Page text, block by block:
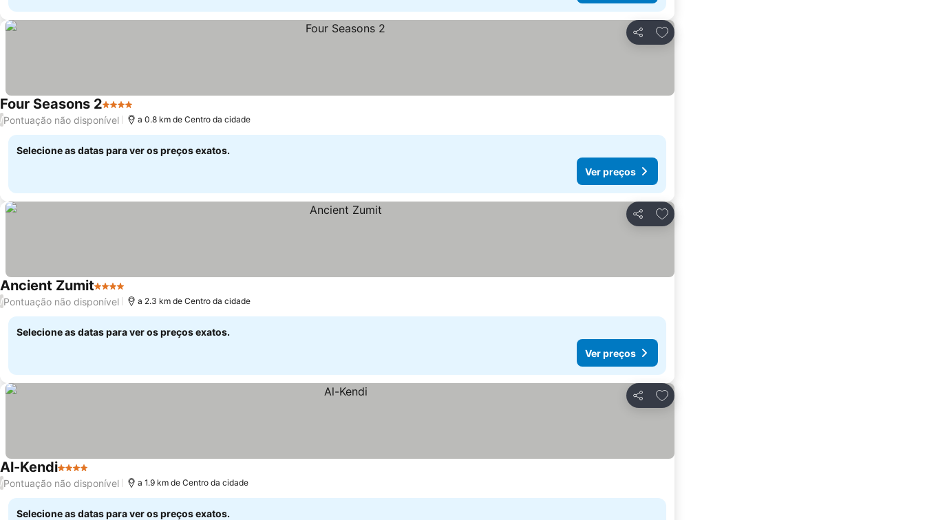
Partilhar
Adicionar aos favoritos
Four Seasons 24 Estrelas
/Pontuação não disponível a 0.8 km de Centro da cidade
Selecione as datas para ver os preços exatos.
Ver preços
Partilhar
Adicionar aos favoritos
Ancient Zumit4 EstrelasVer preços
/Pontuação não disponível a 2.3 km de Centro da cidade
Selecione as datas para ver os preços exatos.
Ver preços
Partilhar
Adicionar aos favoritos
Al-Kendi4 EstrelasVer preços
/Pontuação não disponível a 1.9 km de Centro da cidade
Selecione as datas para ver os preços exatos.